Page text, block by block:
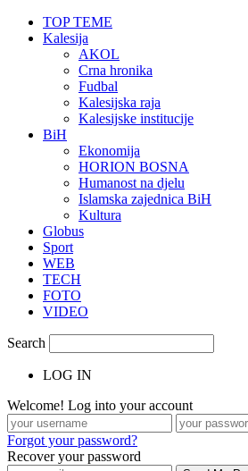
TOP TEME
Kalesija
AKOL
Crna hronika
Fudbal
Kalesijska raja
Kalesijske institucije
BiH
Ekonomija
HORION BOSNA
Humanost na djelu
Islamska zajednica BiH
Kultura
Globus
Sport
WEB
TECH
FOTO
VIDEO
Search
LOG IN
Welcome! Log into your account
Forgot your password?
Recover your password